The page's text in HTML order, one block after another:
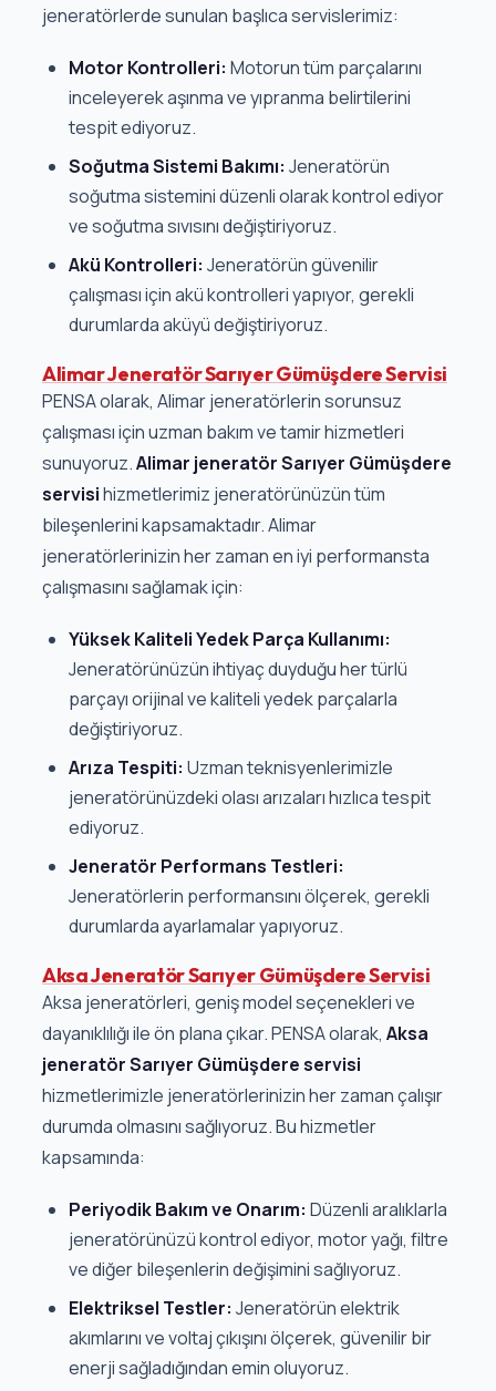
jeneratörlerde sunulan başlıca servislerimiz:
Motor Kontrolleri: Motorun tüm parçalarını
inceleyerek aşınma ve yıpranma belirtilerini
tespit ediyoruz.
Soğutma Sistemi Bakımı: Jeneratörün
soğutma sistemini düzenli olarak kontrol ediyor
ve soğutma sıvısını değiştiriyoruz.
Akü Kontrolleri: Jeneratörün güvenilir
çalışması için akü kontrolleri yapıyor, gerekli
durumlarda aküyü değiştiriyoruz.
Alimar Jeneratör Sarıyer Gümüşdere Servisi
PENSA olarak, Alimar jeneratörlerin sorunsuz
çalışması için uzman bakım ve tamir hizmetleri
sunuyoruz.Alimar jeneratör Sarıyer Gümüşdere
servisihizmetlerimiz jeneratörünüzün tüm
bileşenlerini kapsamaktadır. Alimar
jeneratörlerinizin her zaman en iyi performansta
çalışmasını sağlamak için:
Yüksek Kaliteli Yedek Parça Kullanımı:
Jeneratörünüzün ihtiyaç duyduğu her türlü
parçayı orijinal ve kaliteli yedek parçalarla
değiştiriyoruz.
Arıza Tespiti: Uzman teknisyenlerimizle
jeneratörünüzdeki olası arızaları hızlıca tespit
ediyoruz.
Jeneratör Performans Testleri:
Jeneratörlerin performansını ölçerek, gerekli
durumlarda ayarlamalar yapıyoruz.
Aksa Jeneratör Sarıyer Gümüşdere Servisi
Aksa jeneratörleri, geniş model seçenekleri ve
dayanıklılığı ile ön plana çıkar. PENSA olarak, Aksa
jeneratör Sarıyer Gümüşdere servisi
hizmetlerimizle jeneratörlerinizin her zaman çalışır
durumda olmasını sağlıyoruz. Bu hizmetler
kapsamında:
Periyodik Bakım ve Onarım: Düzenli aralıklarla
jeneratörünüzü kontrol ediyor, motor yağı, filtre
ve diğer bileşenlerin değişimini sağlıyoruz.
Elektriksel Testler: Jeneratörün elektrik
akımlarını ve voltaj çıkışını ölçerek, güvenilir bir
enerji sağladığından emin oluyoruz.